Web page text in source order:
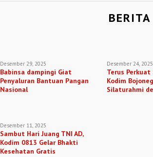
Desember 29, 2025
Babinsa dampingi Giat
Penyaluran Bantuan Pangan
Nasional
Desember 24, 2025
Terus
Kodim
Silaturahmi
Desember 11, 2025
Sambut Hari Juang TNI AD,
Kodim 0813 Gelar Bhakti
Kesehatan Gratis